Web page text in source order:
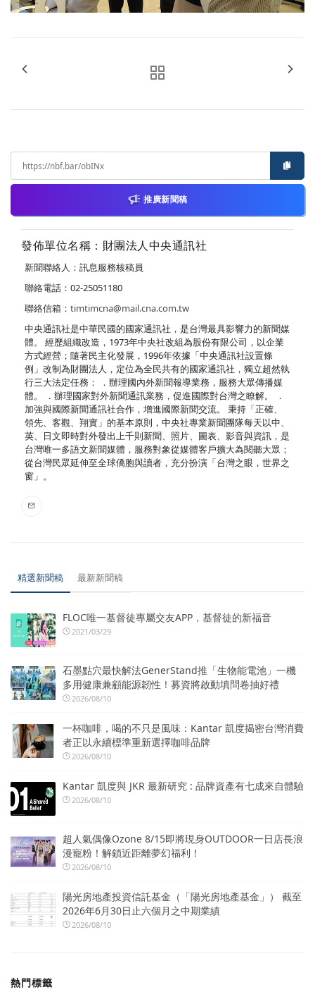
推廣新聞稿
發佈單位名稱：財團法人中央通訊社
新聞聯絡人：訊息服務核稿員
聯絡電話：02-25051180
聯絡信箱： timtimcna@mail.cna.com.tw
中央通訊社是中華民國的國家通訊社，是台灣最具影響力的新聞媒
體。 經歷組織改造，1973年中央社改組為股份有限公司，以企業
方式經營；隨著民主化發展，1996年依據「中央通訊社設置條
例」改制為財團法人，定位為全民共有的國家通訊社，獨立超然執
行三大法定任務： ．辦理國內外新聞報導業務，服務大眾傳播媒
體。 ．辦理國家對外新聞通訊業務，促進國際對台灣之瞭解。 ．
加強與國際新聞通訊社合作，增進國際新聞交流。 秉持「正確、
領先、客觀、翔實」的基本原則，中央社專業新聞團隊每天以中、
英、日文即時對外發出上千則新聞、照片、圖表、影音與資訊，是
台灣唯一多語文新聞媒體，服務對象從媒體客戶擴大為閱聽大眾；
從台灣民眾延伸至全球僑胞與讀者，充分扮演「台灣之眼，世界之
窗」。
精選新聞稿 最新新聞稿
FLOC唯一基督徒專屬交友APP，基督徒的新福音
2021/03/29
石墨點穴最快解法GenerStand推「生物能電池」一機
多用健康兼顧能源韌性！募資將啟動填問卷抽好禮
2026/08/10
一杯咖啡，喝的不只是風味：Kantar 凱度揭密台灣消費
者正以永續標準重新選擇咖啡品牌
2026/08/10
Kantar 凱度與 JKR 最新研究 : 品牌資產有七成來自體驗
2026/08/10
超人氣偶像Ozone 8/15即將現身OUTDOOR一日店長浪
漫寵粉！解鎖近距離夢幻福利！
2026/08/10
陽光房地產投資信託基金（「陽光房地產基金」） 截至
2026年6月30日止六個月之中期業績
2026/08/10
熱門標籤